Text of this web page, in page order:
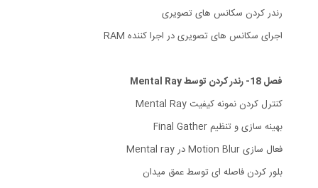
رندر کردن سکانس های تصویری
اجرای سکانس های تصویری در اجرا کننده RAM
فصل 18- رندر کردن توسط Mental Ray
کنترل کردن نمونه کیفیت Mental Ray
بهینه سازی و تنظیم Final Gather
فعال سازی Motion Blur در Mental ray
بلور کردن فاصله ای توسط عمق میدان